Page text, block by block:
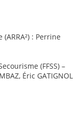
: Perrine
(FFSS) –
Éric GATIGNOL